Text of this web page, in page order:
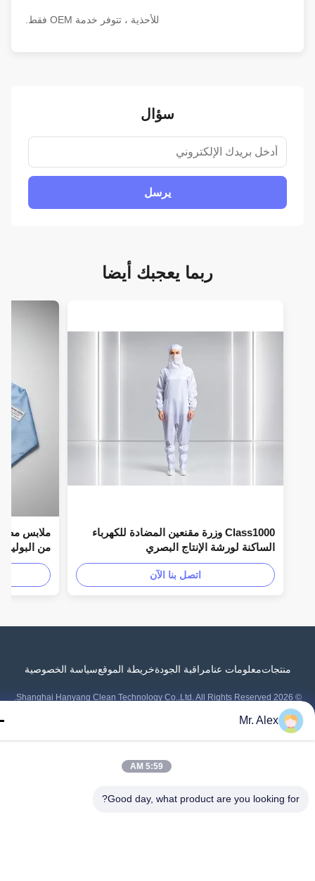
للأحذية ، تتوفر خدمة OEM فقط.
سؤال
يرسل
ربما يعجبك أيضا
Class1000 وزرة مقنعين المضادة للكهرباء
الساكنة لورشة الإنتاج البصري
اتصل بنا الآن
السلامة ESD
منتجاتمعلومات عنامراقبة الجودةخريطة الموقعسياسة الخصوصية
Mr. Alex
5:59 AM
Good day, what product are you looking